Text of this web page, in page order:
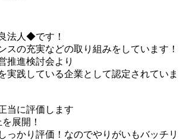
法人◆です！
スの充実などの取り組みをしています！
推進検討会より
践している企業として認定されていま
当に評価します
展開！
っかり評価！なのでやりがいもバッチリ